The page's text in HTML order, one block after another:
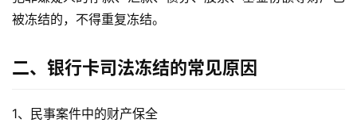
被冻结的，不得重复冻结。
二、银行卡司法冻结的常见原因
1、民事案件中的财产保全